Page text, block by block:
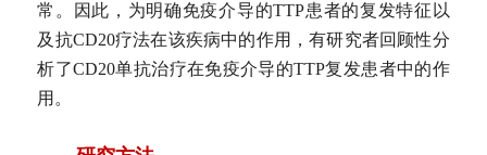
常。因此，为明确免疫介导的TTP患者的复发特征以
及抗CD20疗法在该疾病中的作用，有研究者回顾性分
析了CD20单抗治疗在免疫介导的TTP复发患者中的作
用。